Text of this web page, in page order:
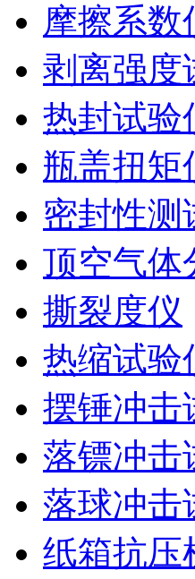
摩擦系数
剥离强度
热封试验
瓶盖扭矩
密封性测
顶空气体
撕裂度仪
热缩试验
摆锤冲击
落镖冲击
落球冲击
纸箱抗压